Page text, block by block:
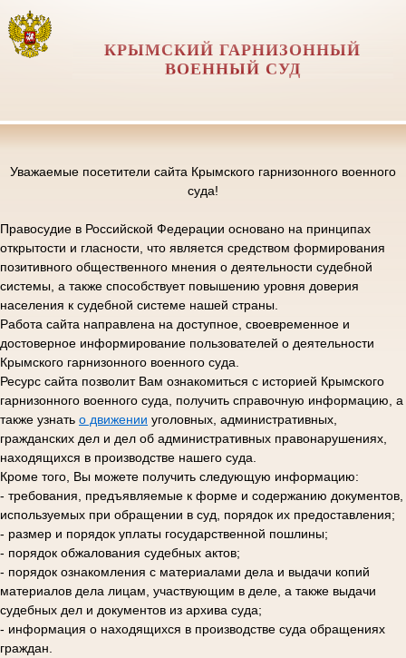
КРЫМСКИЙ ГАРНИЗОННЫЙ
ВОЕННЫЙ СУД
Уважаемые посетители сайта Крымского гарнизонного военного
суда!
Правосудие в Российской Федерации основано на принципах
открытости и гласности, что является средством формирования
позитивного общественного мнения о деятельности судебной
системы, а также способствует повышению уровня доверия
населения к судебной системе нашей страны.
Работа сайта направлена на доступное, своевременное и
достоверное информирование пользователей о деятельности
Крымского гарнизонного военного суда.
Ресурс сайта позволит Вам ознакомиться с историей Крымского
гарнизонного военного суда, получить справочную информацию, а
также узнать о движении уголовных, административных,
гражданских дел и дел об административных правонарушениях,
находящихся в производстве нашего суда.
Кроме того, Вы можете получить следующую информацию:
- требования, предъявляемые к форме и содержанию документов,
используемых при обращении в суд, порядок их предоставления;
- размер и порядок уплаты государственной пошлины;
- порядок обжалования судебных актов;
- порядок ознакомления с материалами дела и выдачи копий
материалов дела лицам, участвующим в деле, а также выдачи
судебных дел и документов из архива суда;
- информация о находящихся в производстве суда обращениях
граждан.